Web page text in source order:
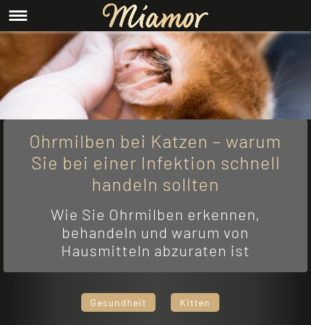
Ohrmilben bei Katzen – warum
Sie bei einer Infektion schnell
handeln sollten
Wie Sie Ohrmilben erkennen,
behandeln und warum von
Hausmitteln abzuraten ist
Gesundheit Kitten